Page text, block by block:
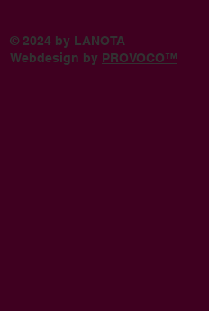
© 2024 by LANOTA
Webdesign by PROVOCO™